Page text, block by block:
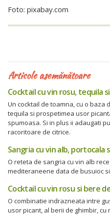
Foto: pixabay.com
Articole asemănătoare
Cocktail cu vin rosu, tequila
Un cocktail de toamna, cu o baza
tequila si prospetimea usor
spumoasa. Si in plus ii adaugati
racoritoare de citrice.
Sangria cu vin alb, portocala
O reteta de sangria cu vin alb
mediteraneene data de busuioc
Cocktail cu vin rosu si bere
O combinatie indrazneata intre
usor picant, al berii de ghimbir,